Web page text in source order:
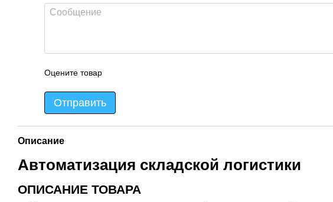
Оцените товар
Отправить
Описание
Автоматизация складской логистики
ОПИСАНИЕ ТОВАРА